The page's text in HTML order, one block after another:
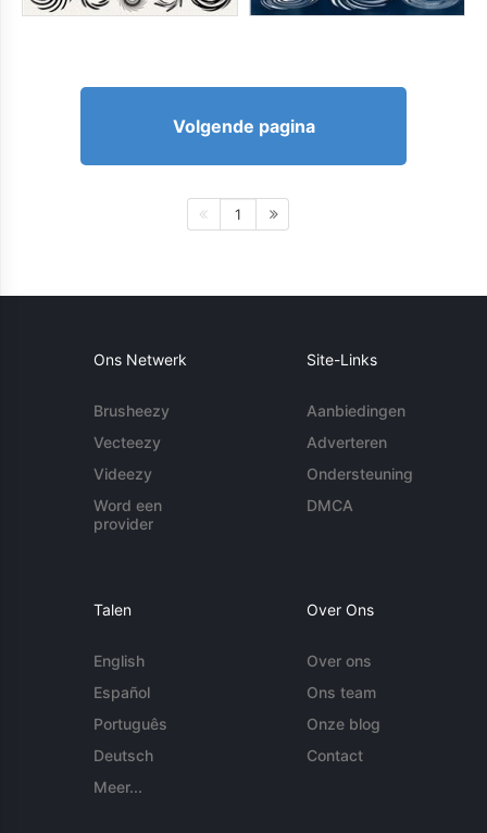
Volgende pagina
1
Ons Netwerk
Brusheezy
Vecteezy
Videezy
Word een
provider
Site-Links
Aanbiedingen
Adverteren
Ondersteuning
DMCA
Talen
English
Español
Português
Deutsch
Meer...
Over Ons
Over ons
Ons team
Onze blog
Contact